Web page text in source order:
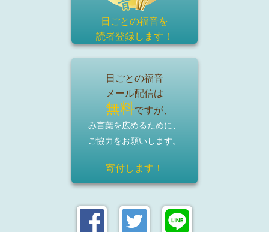
日ごとの福音を
読者登録します！
日ごとの福音
メール配信は
無料ですが、
み言葉を広めるために、
ご協力をお願いします。
寄付します！